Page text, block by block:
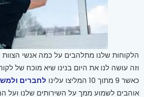
הלקוחות שלנו מתלהבים על כמה אנשי הצוות
וזה עושה לנו את היום בנינו שיא מוכח של
כאשר 9 מתוך 10 המליצו עלינו
לחברים
אוהבים לשמוע ממך על השירותים שלנו ועל